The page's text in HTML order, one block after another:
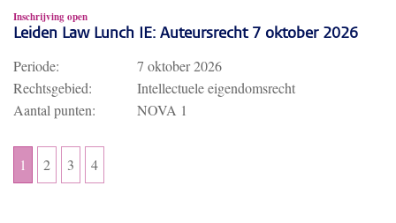
Inschrijving open
Leiden Law Lunch IE: Auteursrecht 7 oktober 2026
Periode:
7 oktober 2026
Rechtsgebied:
Intellectuele eigendomsrecht
Aantal punten:
NOVA 1
1 2 3 4